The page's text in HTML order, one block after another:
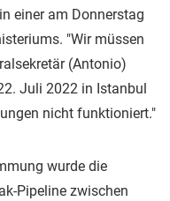
einer am Donnerstag
"Wir müssen
(Antonio)
Juli 2022 in Istanbul
nicht funktioniert."
wurde die
Pipeline zwischen